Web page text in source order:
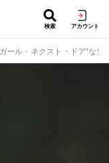
検索 アカウント
ール・ネクスト・ドア”な